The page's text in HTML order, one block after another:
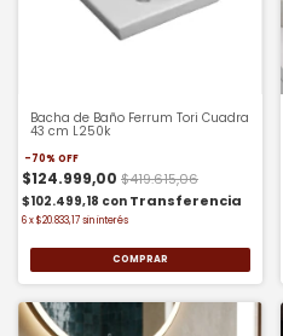
Bacha de Baño Ferrum Tori Cuadra
43 cm L250k
-70%OFF
$124.999,00 $419.615,06
$102.499,18 con
6x$20.833,17sin interés